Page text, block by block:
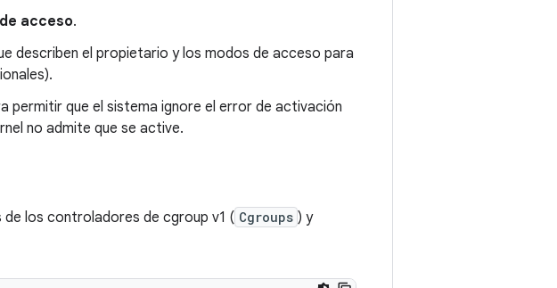
acceso.
describen el propietario y los modos de acceso para
permitir que el sistema ignore el error de activación
no admite que se active.
de los controladores de cgroup v1 ( Cgroups ) y